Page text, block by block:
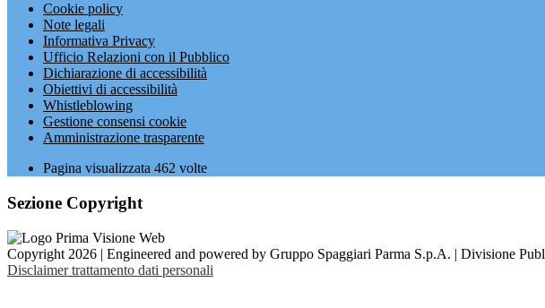
Cookie policy
Note legali
Informativa Privacy
Ufficio Relazioni con il Pubblico
Dichiarazione di accessibilità
Obiettivi di accessibilità
Whistleblowing
Gestione consensi cookie
Amministrazione trasparente
Pagina visualizzata 462 volte
Sezione Copyright
Copyright 2026 | Engineered and powered by Gruppo Spaggiari Parma S.p.A. | Divisione
Disclaimer trattamento dati personali